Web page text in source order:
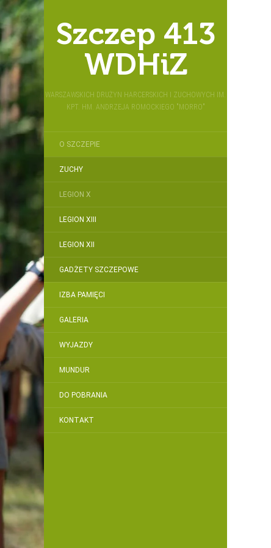
Szczep 413
WDHiZ
WARSZAWSKICH DRUŻYN HARCERSKICH I ZUCHOWYCH IM.
KPT. HM. ANDRZEJA ROMOCKIEGO "MORRO"
O SZCZEPIE
ZUCHY
LEGION X
LEGION XIII
LEGION XII
GADŻETY SZCZEPOWE
IZBA PAMIĘCI
GALERIA
WYJAZDY
MUNDUR
DO POBRANIA
KONTAKT